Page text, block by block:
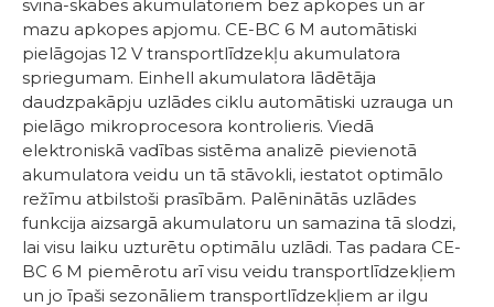
svina-skābes akumulatoriem bez apkopes un ar
mazu apkopes apjomu. CE-BC 6 M automātiski
pielāgojas 12 V transportlīdzekļu akumulatora
spriegumam. Einhell akumulatora lādētāja
daudzpakāpju uzlādes ciklu automātiski uzrauga un
pielāgo mikroprocesora kontrolieris. Viedā
elektroniskā vadības sistēma analizē pievienotā
akumulatora veidu un tā stāvokli, iestatot optimālo
režīmu atbilstoši prasībām. Palēninātās uzlādes
funkcija aizsargā akumulatoru un samazina tā slodzi,
lai visu laiku uzturētu optimālu uzlādi. Tas padara CE-
BC 6 M piemērotu arī visu veidu transportlīdzekļiem
un jo īpaši sezonāliem transportlīdzekļiem ar ilgu